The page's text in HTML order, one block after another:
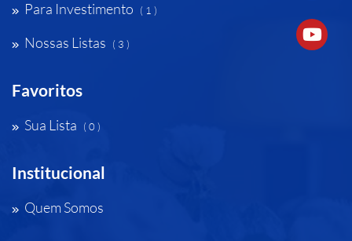
Para Investimento ( 1 )
Nossas Listas ( 3 )
Favoritos
Sua Lista ( 0 )
Institucional
Quem Somos